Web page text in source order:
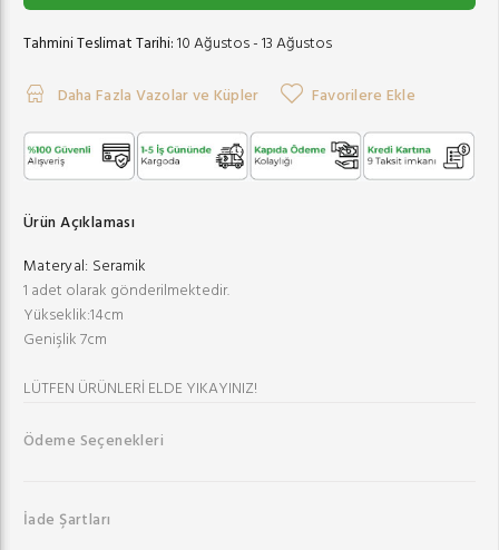
Tahmini Teslimat Tarihi:10 Ağustos - 13 Ağustos
Daha Fazla Vazolar ve Küpler Favorilere Ekle
Ürün Açıklaması
Materyal: Seramik
1 adet olarak gönderilmektedir.
Yükseklik:14cm
Genişlik 7cm
LÜTFEN ÜRÜNLERİ ELDE YIKAYINIZ!
Ödeme Seçenekleri
İade Şartları